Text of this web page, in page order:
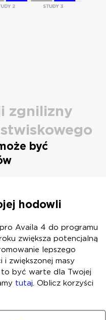
zgnilizny
być
hodowli
Availa 4 do programu
zwiększa potencjalną
lepszego
i zwiększonej masy
to być warte dla Twojej
tutaj. Oblicz korzyści